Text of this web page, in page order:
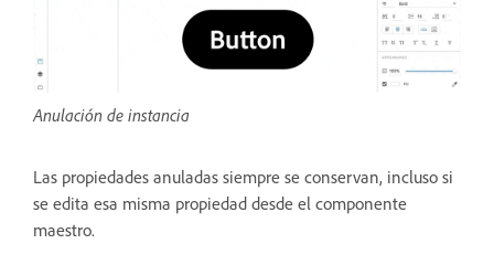
Anulación de instancia
Las propiedades anuladas siempre se conservan, incluso si
se edita esa misma propiedad desde el componente
maestro.